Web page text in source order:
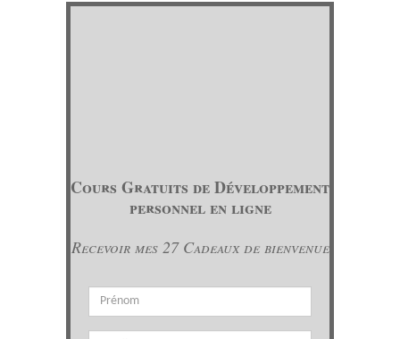
Cours Gratuits de Développement
personnel en ligne
Recevoir mes 27 Cadeaux de bienvenue